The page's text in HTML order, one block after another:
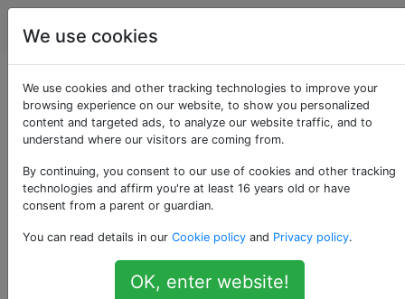
Computerbenutzer
Festplattenmotor
dreht sich nicht
0
Ich habe eine 6-7 Jahre alte Laptop-
den Laptop eingesteckt werden kann. Es ist
wahrscheinlich, dass der Motor gestorben ist.
Ich habe den "Gefriertrick" ausprobiert und
We use cookies
We use cookies and other tracking technologies to improve your
browsing experience on our website, to show you personalized
content and targeted ads, to analyze our website traffic, and to
understand where our visitors are coming from.
By continuing, you consent to our use of cookies and other tracking
technologies and affirm you're at least 16 years old or have
consent from a parent or guardian.
You can read details in our Cookie policy and Privacy policy.
OK, enter website!